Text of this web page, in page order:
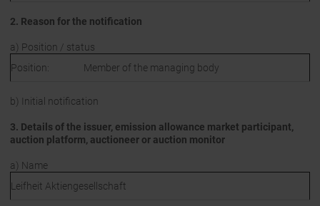
2. Reason for the notification
a) Position / status
Position:
Member of the managing body
b) Initial notification
3. Details of the issuer, emission allowance market participant,
auction platform, auctioneer or auction monitor
a) Name
Leifheit Aktiengesellschaft